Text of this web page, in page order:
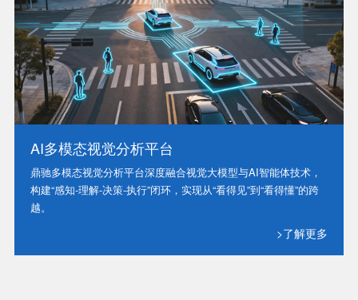
AI多模态视觉分析平台
鼎驰多模态视觉分析平台深度融合视觉大模型与AI智能体技术，
构建“感知-理解-决策-执行”闭环，实现从“看得见”到“看得懂”的跨
越。
>了解更多